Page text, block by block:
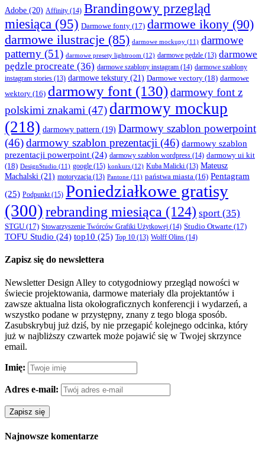
Adobe (20) Affinity (14) Brandingowy przegląd
miesiąca (95) Darmowe fonty (17) darmowe ikony (90)
darmowe ilustracje (85) darmowe mockupy (11) darmowe
patterny (51) darmowe presety lightroom (12) darmowe pędzle (13) darmowe
pędzle procreate (36) darmowe szablony instagram (14) darmowe szablony
instagram stories (13) darmowe tekstury (21) Darmowe vectory (18) darmowe
wektory (16) darmowy font (130)darmowy font z
polskimi znakami (47) darmowy mockup
(218) darmowy pattern (19) Darmowy szablon powerpoint
(46)darmowy szablon prezentacji (46) darmowy szablon
prezentacji powerpoint (24) darmowy szablon wordpress (14) darmowy ui kit
(18) DesignStudio (11) google (15) konkurs (12) Kuba Malicki (13) Mateusz
Machalski (21) motoryzacja (13) Pantone (11) państwa miasta (16) Pentagram
(25) Podpunkt(15) Poniedziałkowe gratisy
(300)rebranding miesiąca (124) sport (35)
STGU (17) Stowarzyszenie Twórców Grafiki Użytkowej (14) Studio Otwarte (17)
TOFU Studio (24) top10 (25) Top 10 (13) Wolff Olins (14)
Zapisz się do newslettera
Newsletter Design Alley to cotygodniowy przegląd nowości w
świecie projektowania, darmowe materiały dla projektantów i
zawsze aktualna lista okołograficznych konferencji i wydarzeń, a
wszystko podane w przystępny, znany z tego bloga sposób.
Zasubskrybuj już dziś, by nie przegapić kolejnego odcinka, który
już w najbliższy czwartek może pojawić się w Twojej skrzynce
email.
Imię:
Adres e-mail:
Najnowsze komentarze